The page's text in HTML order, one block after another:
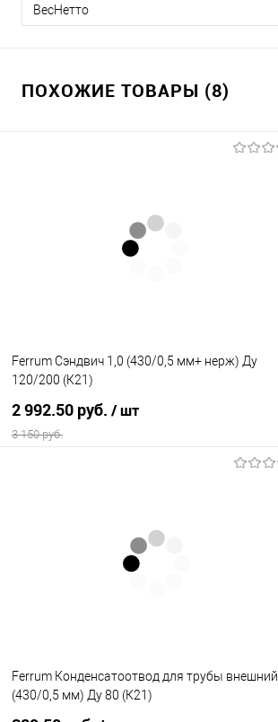
ВесНетто
ПОХОЖИЕ ТОВАРЫ (8)
Ferrum Сэндвич 1,0 (430/0,5 мм+ нерж) Ду
120/200 (К21)
2 992.50 руб. / шт
3 150 руб.
Ferrum Конденсатоотвод для трубы внешний
(430/0,5 мм) Ду 80 (К21)